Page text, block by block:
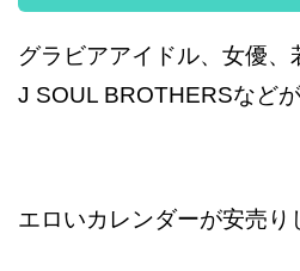
グラビアアイドル、女優、
J SOUL BROTHERSなどが
エロいカレンダーが安売り